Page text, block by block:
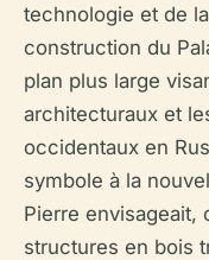
technologie et de
construction du
plan plus large
architecturaux et
occidentaux en
symbole à la
Pierre envisageait,
structures en bois